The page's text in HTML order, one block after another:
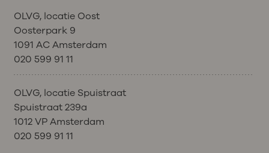
OLVG, locatie Oost
Oosterpark 9
1091 AC Amsterdam
020 599 91 11
OLVG, locatie Spuistraat
Spuistraat 239a
1012 VP Amsterdam
020 599 91 11